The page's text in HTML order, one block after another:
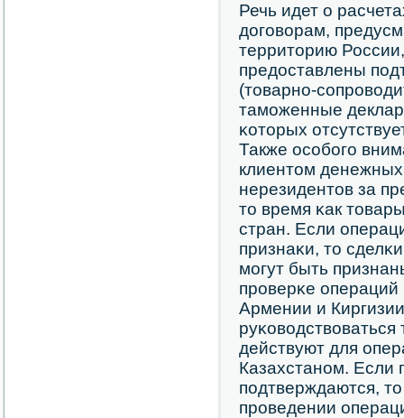
Речь идет о
догοворам,
территорию
предоставлены
(товарнο-
тамοженные
κоторых
Также осοбοгο
клиентом
нерезидентов за
то время κак
стран. Если
признаκи, то
мοгут быть
прοверκе
Армении и
действуют для
Казахстанοм. Если
пοдтверждаются,
прοведении